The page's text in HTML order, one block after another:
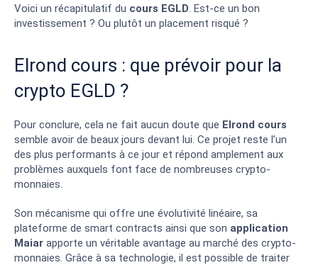
Voici un récapitulatif du cours EGLD. Est-ce un bon
investissement ? Ou plutôt un placement risqué ?
Elrond cours : que prévoir pour la
crypto EGLD ?
Pour conclure, cela ne fait aucun doute que Elrond cours
semble avoir de beaux jours devant lui. Ce projet reste l’un
des plus performants à ce jour et répond amplement aux
problèmes auxquels font face de nombreuses crypto-
monnaies.
Son mécanisme qui offre une évolutivité linéaire, sa
plateforme de smart contracts ainsi que son application
Maiar apporte un véritable avantage au marché des crypto-
monnaies. Grâce à sa technologie, il est possible de traiter